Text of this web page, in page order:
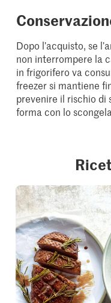
Dopo l’acquisto, se
non interrompere la
in frigorifero va
freezer si mantiene
prevenire il rischio di
forma con lo